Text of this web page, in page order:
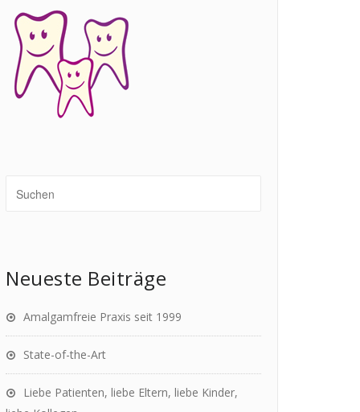
Neueste Beiträge
Amalgamfreie Praxis seit 1999
State-of-the-Art
Liebe Patienten, liebe Eltern, liebe Kinder,